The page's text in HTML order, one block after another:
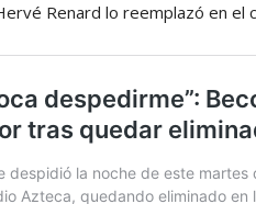
Renard lo reemplazó en